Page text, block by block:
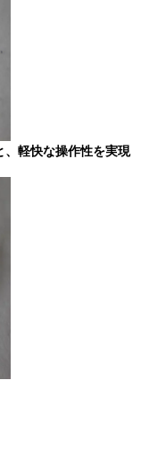
軽快な操作性を実現